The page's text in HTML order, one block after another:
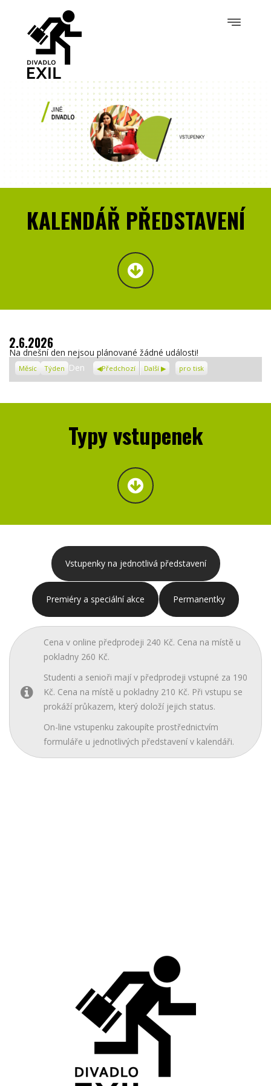
KALENDÁŘ PŘEDSTAVENÍ
2.6.2026
Na dnešní den nejsou plánované žádné události!
Měsíc Týden Den Předchozí Další Zobrazení
pro tisk
Typy vstupenek
Vstupenky na jednotlivá představení
Premiéry a speciální akce Permanentky
Cena v online předprodeji 240 Kč. Cena na místě u
pokladny 260 Kč.
Studenti a senioři mají v předprodeji vstupné za 190
Kč. Cena na místě u pokladny 210 Kč. Při vstupu se
prokáží průkazem, který doloží jejich status.
On-line vstupenku zakoupíte prostřednictvím
formuláře u jednotlivých představení v kalendáři.